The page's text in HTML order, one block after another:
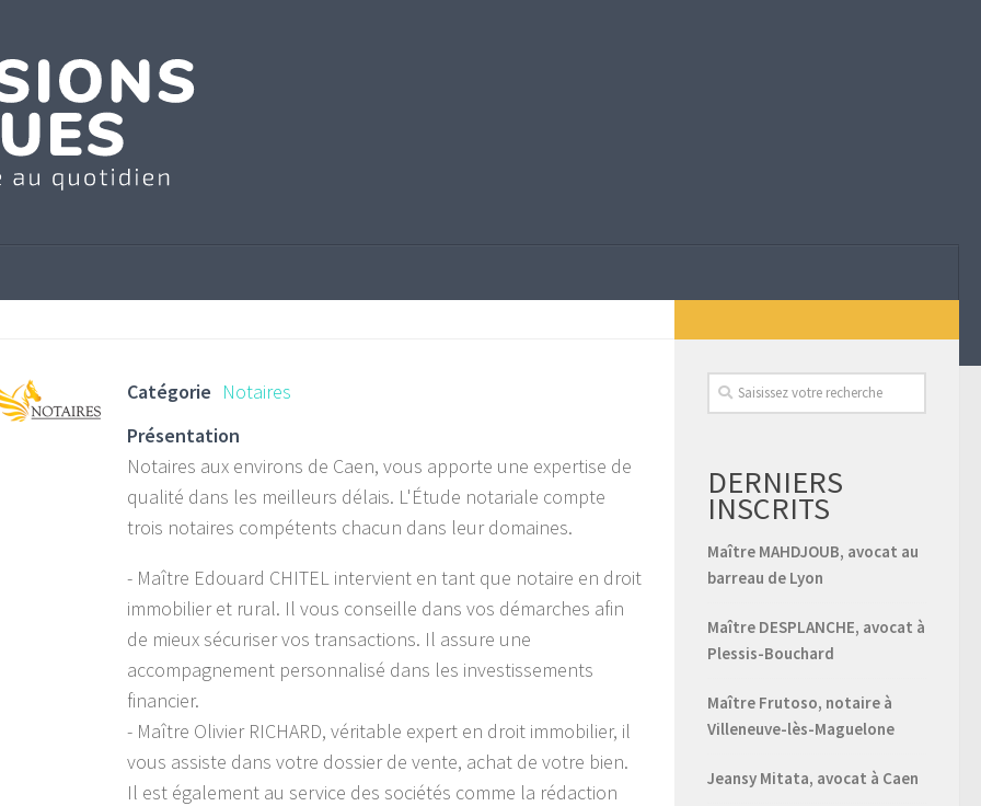
Catégorie Notaires
Présentation
Notaires aux environs de Caen, vous apporte une expertise de
qualité dans les meilleurs délais. L'Étude notariale compte
trois notaires compétents chacun dans leur domaines.
- Maître Edouard CHITEL intervient en tant que notaire en droit
immobilier et rural. Il vous conseille dans vos démarches afin
de mieux sécuriser vos transactions. Il assure une
accompagnement personnalisé dans les investissements
financier.
- Maître Olivier RICHARD, véritable expert en droit immobilier, il
vous assiste dans votre dossier de vente, achat de votre bien.
Il est également au service des sociétés comme la rédaction
DERNIERS
INSCRITS
Maître MAHDJOUB, avocat au
barreau de Lyon
Maître DESPLANCHE, avocat à
Plessis-Bouchard
Maître Frutoso, notaire à
Villeneuve-lès-Maguelone
Jeansy Mitata, avocat à Caen